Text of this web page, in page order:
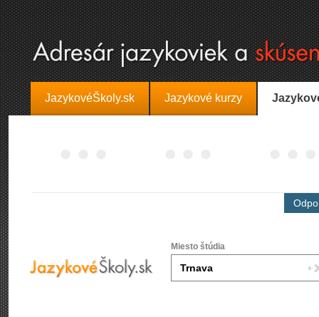
JazykovéŠkoly.sk Jazykové kurzy
Miesto štúdia